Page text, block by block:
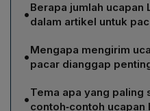
•Berapa jumlah ucapan
dalam artikel untuk
Artikel menyajikan total
Lebaran 2024 yang
sebagai bentuk kasih
•Mengapa mengirim
pacar dianggap
Mengirim ucapan
perhatian, kasih sayang,
•Tema apa yang paling
contoh‑contoh